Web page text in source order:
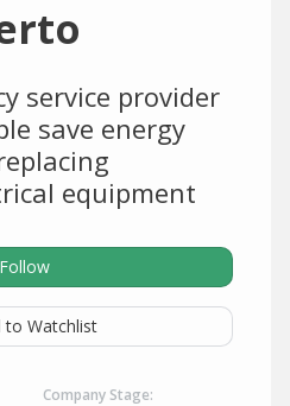
service provider
save energy
equipment
Follow
to Watchlist
Company Stage: